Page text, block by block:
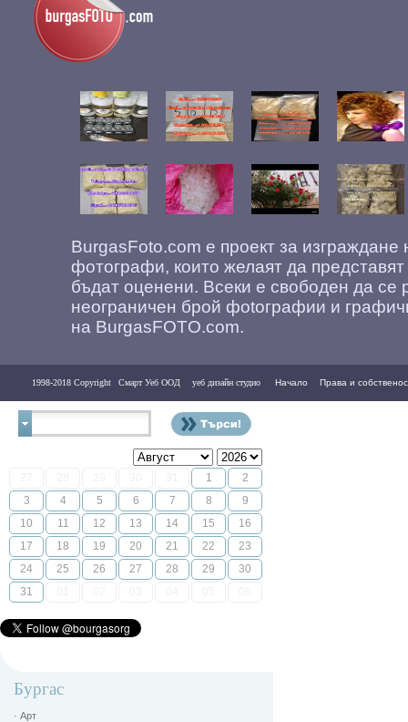
BurgasFoto.com е проект за
фотографи, които желаят да
бъдат оценени. Всеки е свободен да се
неограничен брой фоtографии и
на BurgasFOTO.com.
1998-2018 Copyright Смарт Уеб ООД уеб дизайн студио Начало Права и
1
2
3
4 5 6 7 8
9
10
11 12 13 14 15
16
17
18 19 20 21 22
23
24
25 26 27 28 29
30
31
Бургас
· Арт